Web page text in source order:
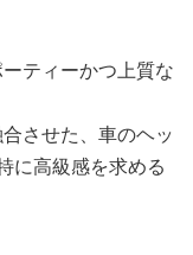
ティーかつ上質な
させた、車のヘッ
に高級感を求める